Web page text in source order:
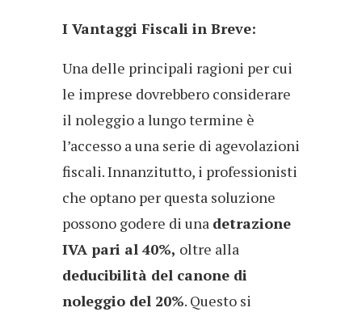
I Vantaggi Fiscali in Breve:
Una delle principali ragioni per cui
le imprese dovrebbero considerare
il noleggio a lungo termine è
l’accesso a una serie di agevolazioni
fiscali. Innanzitutto, i professionisti
che optano per questa soluzione
possono godere di una detrazione
IVA pari al 40%, oltre alla
deducibilità del canone di
noleggio del 20%. Questo si